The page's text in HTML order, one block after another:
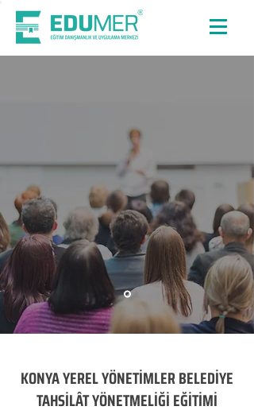
KONYA YEREL YÖNETİMLER BELEDİYE
TAHSİLÂT YÖNETMELİĞİ EĞİTİMİ